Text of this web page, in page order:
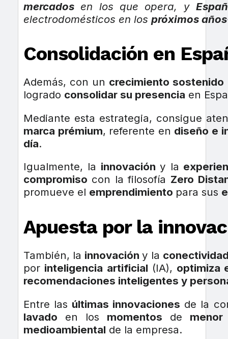
mercadosen los que opera, y
electrodomésticos en los próximos años
Consolidación en
Además, con un crecimiento sostenido
logrado consolidar su presencia en
Mediante esta estrategia, consigue
marca prémium, referente en diseño e
día.
Igualmente, la innovacióny la
compromiso con la filosofía Zero
promueve el emprendimiento para sus
Apuesta por la
También, la innovacióny la
por inteligencia artificial (IA), optimiza
recomendaciones inteligentes y
Entre las últimas innovaciones de la
lavado en los momentos de
medioambiental de la empresa.